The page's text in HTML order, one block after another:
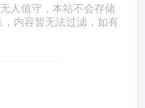
人值守，本站不会存储
内容暂无法过滤，如有